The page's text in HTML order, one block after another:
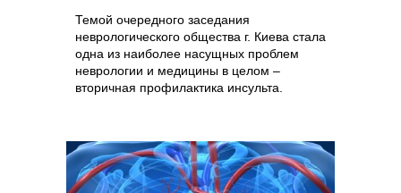
Темой очередного заседания
неврологического общества г. Киева стала
одна из наиболее насущных проблем
неврологии и медицины в целом –
вторичная профилактика инсульта.